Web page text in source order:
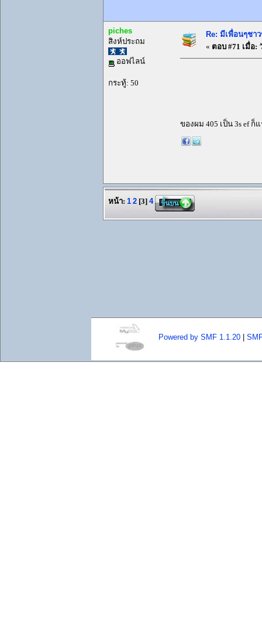
piches
สิงห์ประถม
ออฟไลน์
กระทู้: 50
Re: มีเพื่อนๆชา
« ตอบ #71 เมื่อ:
ของผม 405 เป็น 3s ef ก็
หน้า: 1 2 [3] 4
Powered by SMF 1.1.20